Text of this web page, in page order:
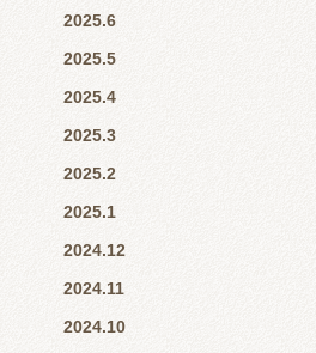
2025.6
2025.5
2025.4
2025.3
2025.2
2025.1
2024.12
2024.11
2024.10